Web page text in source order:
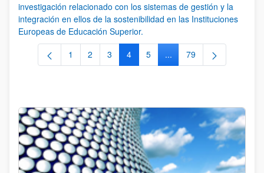
investigación relacionado con los sistemas de gestión y la
integración en ellos de la sostenibilidad en las Instituciones
Europeas de Educación Superior.
Página
1 Página
2 Página
3 Página
4 Página
5 ...Páginas intermedias
Página
79